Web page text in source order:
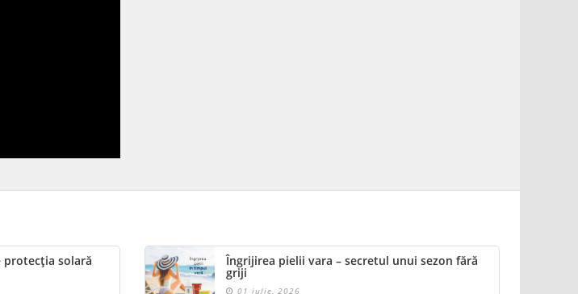
protecția solară Îngrijirea pielii vara – secretul unui sezon fără
griji
01 iulie, 2026